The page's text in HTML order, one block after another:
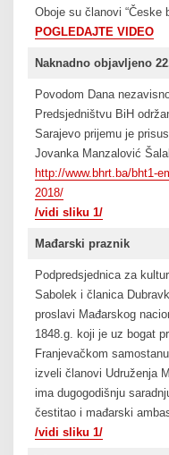
Oboje su članovi “Česke
POGLEDAJTE VIDEO
Naknadno objavljeno
Povodom Dana
Predsjedništvu BiH
Sarajevo prijemu je
Jovanka Manzalović
http://www.bhrt.ba/bht1-
2018/
/vidi sliku 1/
Mađarski praznik
Podpredsjednica za
Sabolek i članica
proslavi Mađarskog
1848.g. koji je uz bogat
Franjevačkom
izveli članovi Udruženja
ima dugogodišnju
čestitao i mađarski
/vidi sliku 1/